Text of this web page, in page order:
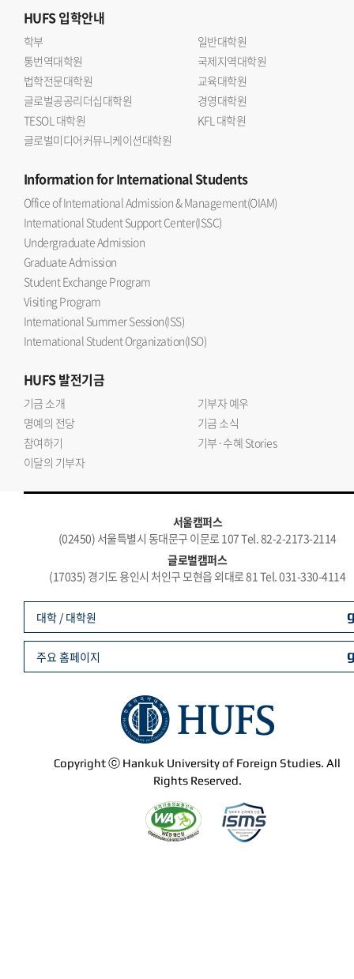
HUFS입학안내
학부
일반대학원
통번역대학원
국제지역대학원
법학전문대학원
교육대학원
글로벌공공리더십대학원
경영대학원
TESOL 대학원
KFL 대학원
글로벌미디어커뮤니케이션대학원
Informationfor International Students
Office of International Admission & Management(OIAM)
International Student Support Center(ISSC)
Undergraduate Admission
Graduate Admission
Student Exchange Program
Visiting Program
International Summer Session(ISS)
International Student Organization(ISO)
HUFS발전기금
기금 소개
기부자 예우
명예의 전당
기금 소식
참여하기
기부·수혜 Stories
이달의 기부자
서울캠퍼스
(02450) 서울특별시 동대문구 이문로 107 Tel. 82-2-2173-2114
글로벌캠퍼스
(17035) 경기도 용인시 처인구 모현읍 외대로 81 Tel. 031-330-4114
Copyright ⓒ Hankuk University of Foreign Studies. All
Rights Reserved.
대학 / 대학원
주요 홈페이지